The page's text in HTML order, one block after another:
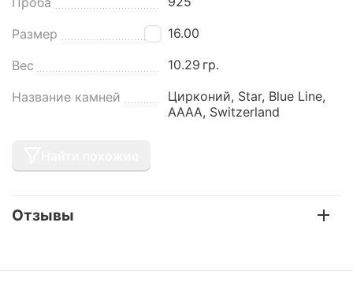
Размер 16.00
Вес 10.29 гр.
Название камней
Цирконий, Star, Blue Line,
AAAA, Switzerland
Отзывы